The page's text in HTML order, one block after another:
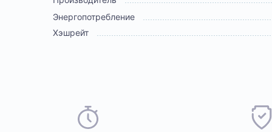
Энергопотребление
Хэшрейт